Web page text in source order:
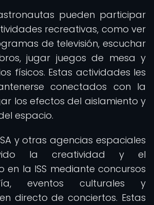
pueden participar
recreativas, como ver
de televisión, escuchar
jugar juegos de mesa y
físicos. Estas actividades les
conectados con la
los efectos del aislamiento y
espacio.
y otras agencias espaciales
la creatividad y el
en la ISS mediante concursos
eventos culturales y
directo de conciertos. Estas